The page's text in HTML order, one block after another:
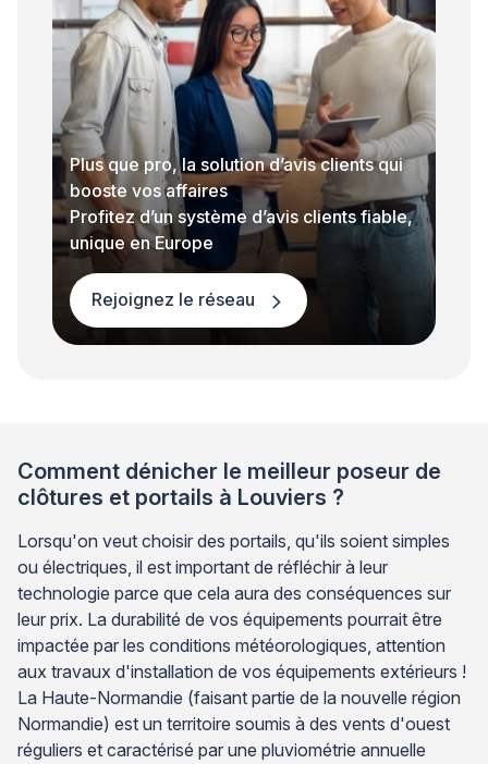
Plus que pro, la solution d’avis clients qui
booste vos affaires
Profitez d’un système d’avis clients fiable,
unique en Europe
Rejoignez le réseau
Comment dénicher le meilleur poseur de
clôtures et portails à Louviers ?
Lorsqu'on veut choisir des portails, qu'ils soient simples
ou électriques, il est important de réfléchir à leur
technologie parce que cela aura des conséquences sur
leur prix. La durabilité de vos équipements pourrait être
impactée par les conditions météorologiques, attention
aux travaux d'installation de vos équipements extérieurs !
La Haute-Normandie (faisant partie de la nouvelle région
Normandie) est un territoire soumis à des vents d'ouest
réguliers et caractérisé par une pluviométrie annuelle